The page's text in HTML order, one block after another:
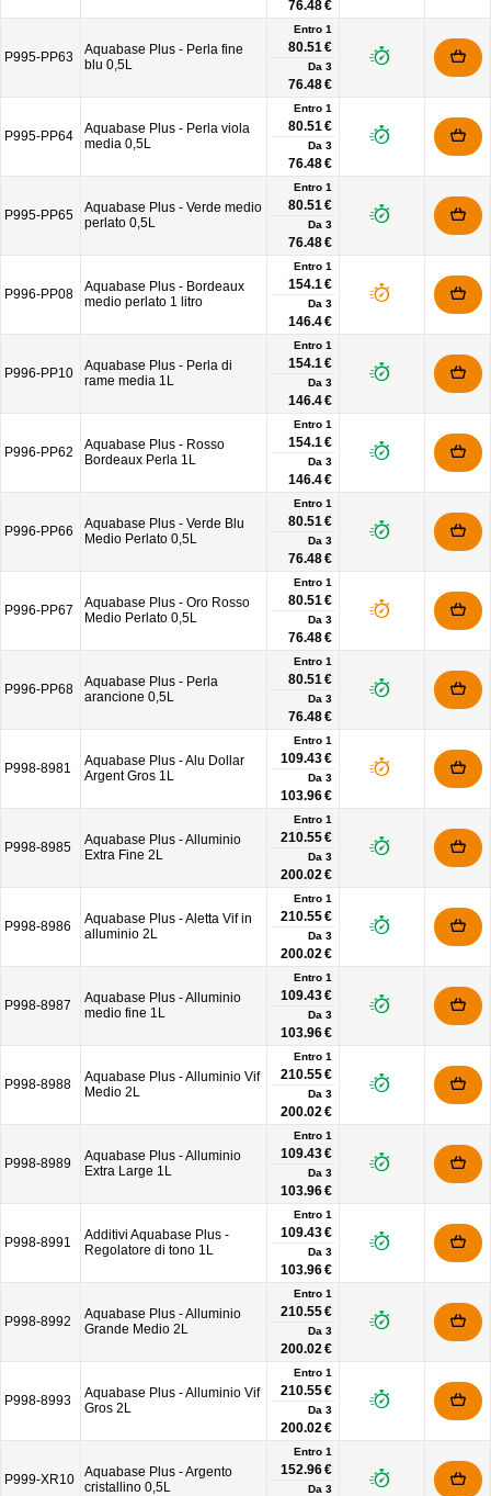
76.48 €
P995-PP63
Aquabase Plus - Perla fine
blu 0,5L
Entro 1
80.51 €
Da 3
76.48 €
P995-PP64
Aquabase Plus - Perla viola
media 0,5L
Entro 1
80.51 €
Da 3
76.48 €
P995-PP65
Aquabase Plus - Verde medio
perlato 0,5L
Entro 1
80.51 €
Da 3
76.48 €
P996-PP08
Aquabase Plus - Bordeaux
medio perlato 1 litro
Entro 1
154.1 €
Da 3
146.4 €
P996-PP10
Aquabase Plus - Perla di
rame media 1L
Entro 1
154.1 €
Da 3
146.4 €
P996-PP62
Aquabase Plus - Rosso
Bordeaux Perla 1L
Entro 1
154.1 €
Da 3
146.4 €
P996-PP66
Aquabase Plus - Verde Blu
Medio Perlato 0,5L
Entro 1
80.51 €
Da 3
76.48 €
P996-PP67
Aquabase Plus - Oro Rosso
Medio Perlato 0,5L
Entro 1
80.51 €
Da 3
76.48 €
P996-PP68
Aquabase Plus - Perla
arancione 0,5L
Entro 1
80.51 €
Da 3
76.48 €
P998-8981
Aquabase Plus - Alu Dollar
Argent Gros 1L
Entro 1
109.43 €
Da 3
103.96 €
P998-8985
Aquabase Plus - Alluminio
Extra Fine 2L
Entro 1
210.55 €
Da 3
200.02 €
P998-8986
Aquabase Plus - Aletta Vif in
alluminio 2L
Entro 1
210.55 €
Da 3
200.02 €
P998-8987
Aquabase Plus - Alluminio
medio fine 1L
Entro 1
109.43 €
Da 3
103.96 €
P998-8988
Aquabase Plus - Alluminio Vif
Medio 2L
Entro 1
210.55 €
Da 3
200.02 €
P998-8989
Aquabase Plus - Alluminio
Extra Large 1L
Entro 1
109.43 €
Da 3
103.96 €
P998-8991
Additivi Aquabase Plus -
Regolatore di tono 1L
Entro 1
109.43 €
Da 3
103.96 €
P998-8992
Aquabase Plus - Alluminio
Grande Medio 2L
Entro 1
210.55 €
Da 3
200.02 €
P998-8993
Aquabase Plus - Alluminio Vif
Gros 2L
Entro 1
210.55 €
Da 3
200.02 €
P999-XR10
Aquabase Plus - Argento
cristallino 0,5L
Entro 1
152.96 €
Da 3